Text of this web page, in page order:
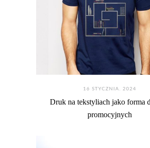
16 STYCZNIA. 2024
Druk na tekstyliach jako forma
promocyjnych